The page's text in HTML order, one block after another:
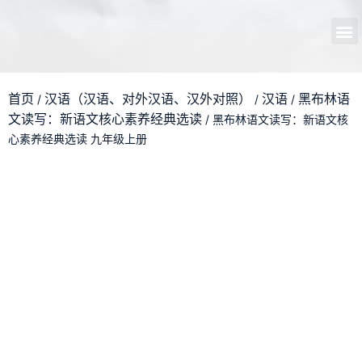
首页 / 汉语（汉语、对外汉语、汉外对照） / 汉语 / 黑布林语
文读写：新语文核心素养经典选读 / 黑布林语文读写：新语文核
心素养经典选读 九年级上册